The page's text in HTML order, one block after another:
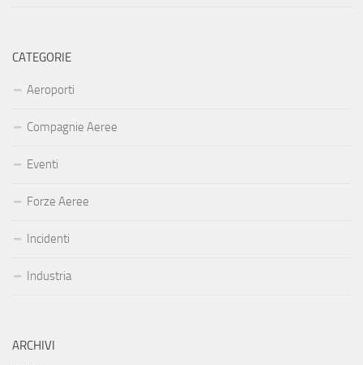
CATEGORIE
Aeroporti
Compagnie Aeree
Eventi
Forze Aeree
Incidenti
Industria
ARCHIVI